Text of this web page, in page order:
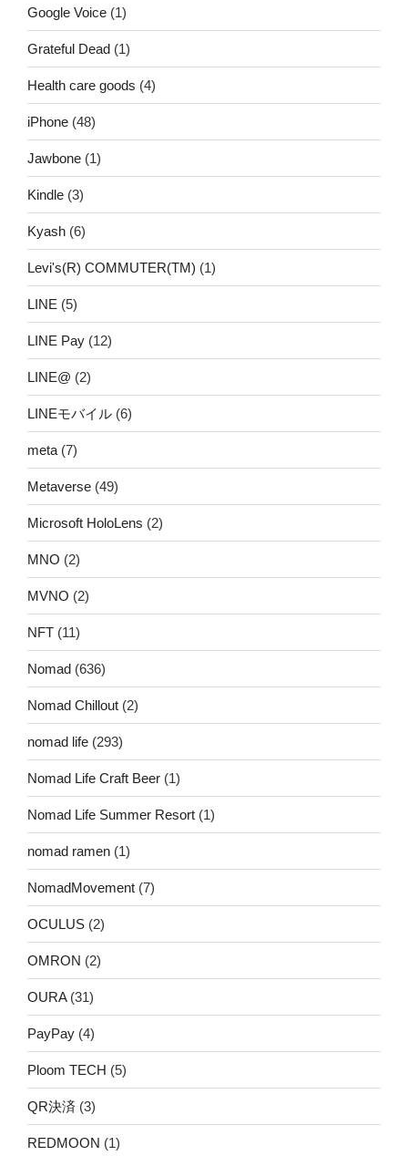
Google Voice (1)
Grateful Dead (1)
Health care goods (4)
iPhone (48)
Jawbone (1)
Kindle (3)
Kyash (6)
Levi's(R) COMMUTER(TM) (1)
LINE (5)
LINE Pay (12)
LINE@ (2)
LINEモバイル (6)
meta (7)
Metaverse (49)
Microsoft HoloLens (2)
MNO (2)
MVNO (2)
NFT (11)
Nomad (636)
Nomad Chillout (2)
nomad life (293)
Nomad Life Craft Beer (1)
Nomad Life Summer Resort (1)
nomad ramen (1)
NomadMovement (7)
OCULUS (2)
OMRON (2)
OURA(31)
PayPay (4)
Ploom TECH (5)
QR決済 (3)
REDMOON (1)